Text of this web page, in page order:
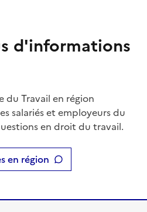
d'informations
du Travail en région
salariés et employeurs du
en droit du travail.
en région